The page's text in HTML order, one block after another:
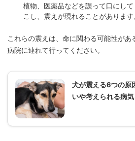
植物、医薬品などを誤って口にし
こし、震えが現れることがあります
これらの震えは、命に関わる可能性があ
病院に連れて行ってください。
犬が震える6つの原
いや考えられる病